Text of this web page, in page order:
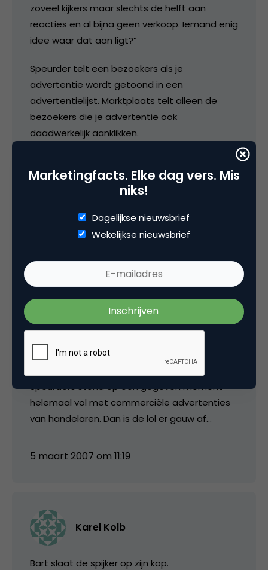
zoveel kijkers maar slechts de helft aan
reacties en al bijna geen verkoop. Iemand enig
idee waar dat aan ligt?”
Speurder telt een bezoekers als je
advertentie wordt getoond in een
advertentielijst. Marktplaats telt alleen de
bezoekers die je advertentie ook
daadwerkelijk aanklikken.
5 maart 2007 om 11:09
Eric
Dat is ook mijn ervaring, de meeste reacties
ook veel meer van mijn gading op Marktplaats.
Het meeste dat op Speurders staat, is ook al
op MP te vinden (dwz. mensen plaatsen één
advertentie op meerdere sites).
Speurders stond op een gegeven moment
helemaal vol met commerciële advertenties
van handelaren. Dan is de lol er gauw af…
5 maart 2007 om 11:19
Karel Kolb
Bart slaat de spijker op zijn kop.
Marketingfacts. Elke dag vers. Mis
niks!
Dagelijkse nieuwsbrief
Wekelijkse nieuwsbrief